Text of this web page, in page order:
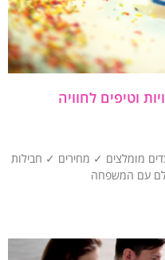
לחוויה
✓ מחירים ✓ חבילות
המשפחה